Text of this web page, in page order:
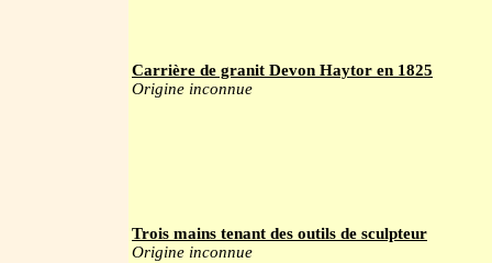
Carrière de granit Devon Haytor en 1825
Origine inconnue
Trois mains tenant des outils de sculpteur
Origine inconnue